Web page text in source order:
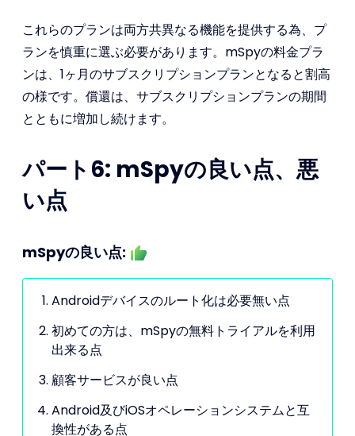
これらのプランは両方共異なる機能を提供する為、プ
ランを慎重に選ぶ必要があります。mSpyの料金プラ
ンは、1ヶ月のサブスクリプションプランとなると割高
の様です。償還は、サブスクリプションプランの期間
とともに増加し続けます。
パート6: mSpyの良い点、悪
い点
mSpyの良い点:
Androidデバイスのルート化は必要無い点
初めての方は、mSpyの無料トライアルを利用
出来る点
顧客サービスが良い点
Android及びiOSオペレーションシステムと互
換性がある点